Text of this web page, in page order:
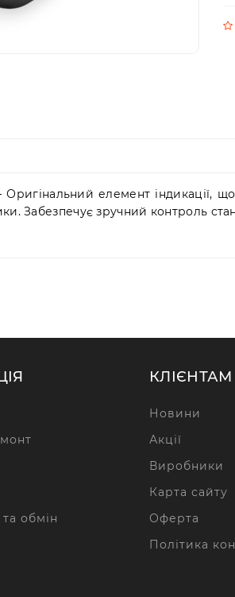
елемент індикації,
Забезпечує зручний контроль
обмін
КЛІЄНТАМ
Новини
Акції
Виробники
Карта сайту
Оферта
Політика